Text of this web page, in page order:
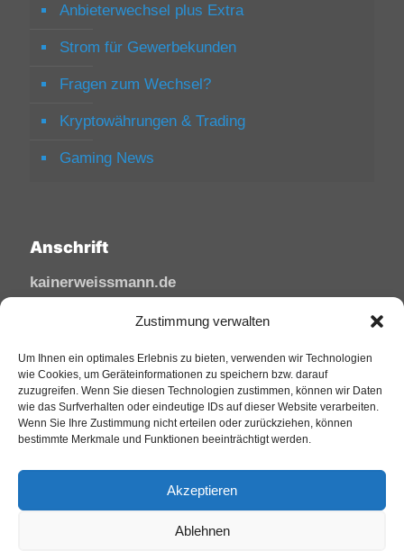
Zustimmung verwalten
Um Ihnen ein optimales Erlebnis zu bieten, verwenden wir Technologien
wie Cookies, um Geräteinformationen zu speichern bzw. darauf
zuzugreifen. Wenn Sie diesen Technologien zustimmen, können wir Daten
wie das Surfverhalten oder eindeutige IDs auf dieser Website verarbeiten.
Wenn Sie Ihre Zustimmung nicht erteilen oder zurückziehen, können
bestimmte Merkmale und Funktionen beeinträchtigt werden.
Akzeptieren
Ablehnen
Anbieterwechsel plus Extra
Strom für Gewerbekunden
Fragen zum Wechsel?
Kryptowährungen & Trading
Gaming News
Anschrift
kainerweissmann.de
Linzhausenstraße
Deutschland
Tel: 02644/945 81 88
Mail: kai@sfw-media.de